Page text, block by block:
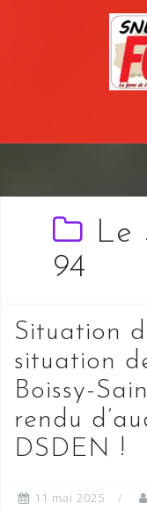
Le
94
Situation
situation
Boissy-
rendu
DSDEN !
11 mai 2025